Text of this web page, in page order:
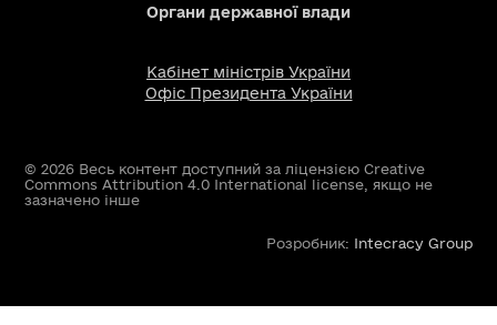
Органи державної влади
Кабінет міністрів України
Офіс Президента України
© 2026 Весь контент доступний за ліцензією Creative
Commons Attribution 4.0 International license, якщо не
зазначено інше
Розробник: Intecracy Group